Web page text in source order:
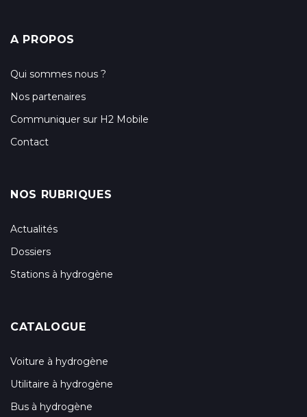
A PROPOS
Qui sommes nous ?
Nos partenaires
Communiquer sur H2 Mobile
Contact
NOS RUBRIQUES
Actualités
Dossiers
Stations à hydrogène
CATALOGUE
Voiture à hydrogène
Utilitaire à hydrogène
Bus à hydrogène